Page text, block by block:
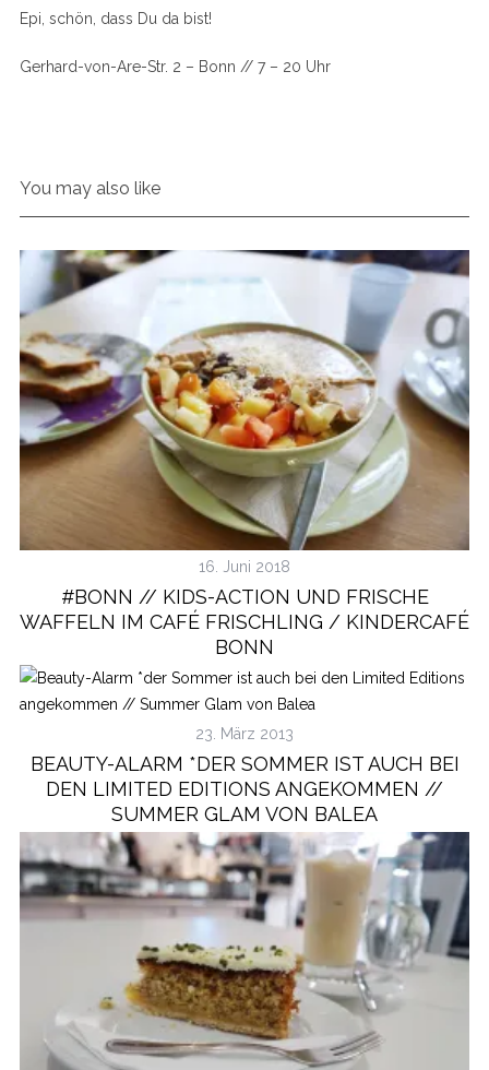
Epi, schön, dass Du da bist!
Gerhard-von-Are-Str. 2 – Bonn // 7 – 20 Uhr
You may also like
16. Juni 2018
#BONN // KIDS-ACTION UND FRISCHE
WAFFELN IM CAFÉ FRISCHLING / KINDERCAFÉ
BONN
23. März 2013
BEAUTY-ALARM *DER SOMMER IST AUCH BEI
DEN LIMITED EDITIONS ANGEKOMMEN //
SUMMER GLAM VON BALEA
e
a
r
o
: